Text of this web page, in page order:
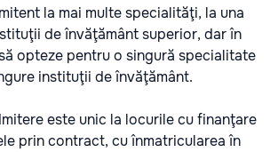
la mai multe specialităţi, la una
de învăţământ superior, dar în
opteze pentru o singură specialitate
instituţii de învăţământ.
este unic la locurile cu finanţare
prin contract, cu înmatricularea în